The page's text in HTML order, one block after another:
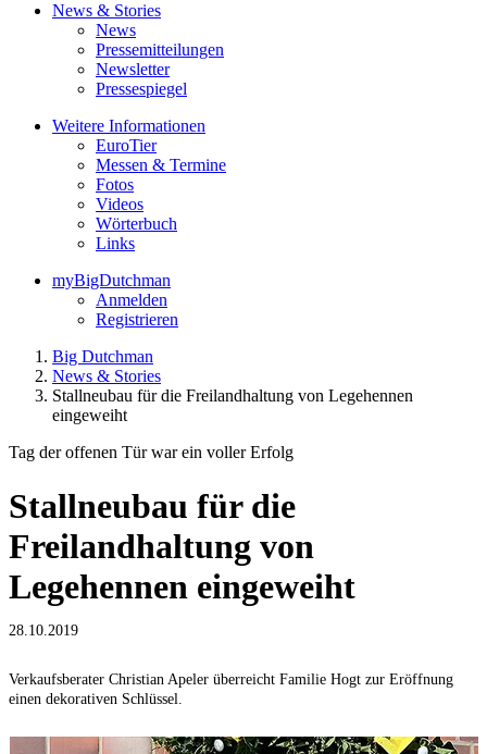
News & Stories
News
Pressemitteilungen
Newsletter
Pressespiegel
Weitere Informationen
EuroTier
Messen & Termine
Fotos
Videos
Wörterbuch
Links
myBigDutchman
Anmelden
Registrieren
Big Dutchman
News & Stories
Stallneubau für die Freilandhaltung von Legehennen
eingeweiht
Tag der offenen Tür war ein voller Erfolg
Stallneubau für die
Freilandhaltung von
Legehennen eingeweiht
28.10.2019
Verkaufsberater Christian Apeler überreicht Familie Hogt zur Eröffnung
einen dekorativen Schlüssel.